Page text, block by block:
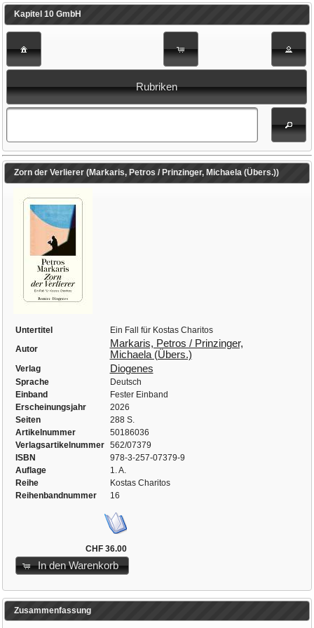
Kapitel 10 GmbH
Rubriken
Zorn der Verlierer (Markaris, Petros / Prinzinger, Michaela (Übers.))
Untertitel
Ein Fall für Kostas Charitos
Autor
Markaris, Petros / Prinzinger,
Michaela (Übers.)
Verlag Diogenes
Sprache
Deutsch
Einband
Fester Einband
Erscheinungsjahr
2026
Seiten
288 S.
Artikelnummer
50186036
Verlagsartikelnummer
562/07379
ISBN
978-3-257-07379-9
Auflage
1. A.
Reihe
Kostas Charitos
Reihenbandnummer
16
CHF 36.00
In den Warenkorb
Zusammenfassung